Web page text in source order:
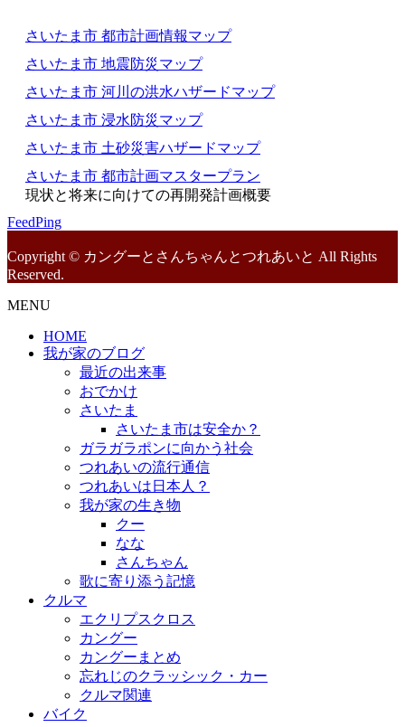
さいたま市 都市計画情報マップ
さいたま市 地震防災マップ
さいたま市 河川の洪水ハザードマップ
さいたま市 浸水防災マップ
さいたま市 土砂災害ハザードマップ
さいたま市 都市計画マスタープラン
現状と将来に向けての再開発計画概要
FeedPing
Copyright © カングーとさんちゃんとつれあいと All Rights
Reserved.
MENU
HOME
我が家のブログ
最近の出来事
おでかけ
さいたま
さいたま市は安全か？
ガラガラポンに向かう社会
つれあいの流行通信
つれあいは日本人？
我が家の生き物
クー
なな
さんちゃん
歌に寄り添う記憶
クルマ
エクリプスクロス
カングー
カングーまとめ
忘れじのクラッシック・カー
クルマ関連
バイク